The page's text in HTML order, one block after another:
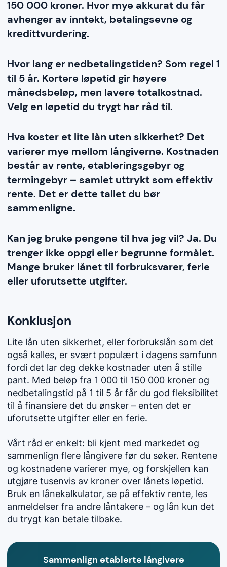
150 000 kroner. Hvor mye akkurat du får
avhenger av inntekt, betalingsevne og
kredittvurdering.
Hvor lang er nedbetalingstiden? Som regel 1
til 5 år. Kortere løpetid gir høyere
månedsbeløp, men lavere totalkostnad.
Velg en løpetid du trygt har råd til.
Hva koster et lite lån uten sikkerhet? Det
varierer mye mellom långiverne. Kostnaden
består av rente, etableringsgebyr og
termingebyr – samlet uttrykt som effektiv
rente. Det er dette tallet du bør
sammenligne.
Kan jeg bruke pengene til hva jeg vil? Ja. Du
trenger ikke oppgi eller begrunne formålet.
Mange bruker lånet til forbruksvarer, ferie
eller uforutsette utgifter.
Konklusjon
Lite lån uten sikkerhet, eller forbrukslån som det
også kalles, er svært populært i dagens samfunn
fordi det lar deg dekke kostnader uten å stille
pant. Med beløp fra 1 000 til 150 000 kroner og
nedbetalingstid på 1 til 5 år får du god fleksibilitet
til å finansiere det du ønsker – enten det er
uforutsette utgifter eller en ferie.
Vårt råd er enkelt: bli kjent med markedet og
sammenlign flere långivere før du søker. Rentene
og kostnadene varierer mye, og forskjellen kan
utgjøre tusenvis av kroner over lånets løpetid.
Bruk en lånekalkulator, se på effektiv rente, les
anmeldelser fra andre låntakere – og lån kun det
du trygt kan betale tilbake.
Sammenlign etablerte långivere